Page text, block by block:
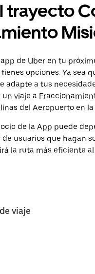
trayecto
de Uber en tu
opciones. Ya sea
adapte a tus
viaje a
del Aeropuerto en la
de la App puede
usuarios que hagan
la ruta más eficiente
viaje